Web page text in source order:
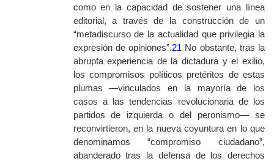
como en la capacidad de sostener una línea
editorial, a través de la construcción de un
“metadiscurso de la actualidad que privilegia la
expresión de opiniones”.21 No obstante, tras la
abrupta experiencia de la dictadura y el exilio,
los compromisos políticos pretéritos de estas
plumas —vinculados en la mayoría de los
casos a las tendencias revolucionaria de los
partidos de izquierda o del peronismo— se
reconvirtieron, en la nueva coyuntura en lo que
denominamos “compromiso ciudadano”,
abanderado tras la defensa de los derechos